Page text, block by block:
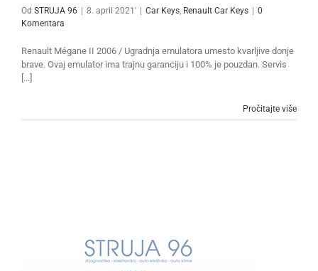
Od STRUJA 96 | 8. april 2021' | Car Keys Renault Car Keys | 0
Komentara
Renault Mégane II 2006 / Ugradnja emulatora umesto kvarljive donje
brave. Ovaj emulator ima trajnu garanciju i 100% je pouzdan. Servis
[...]
Pročitajte više